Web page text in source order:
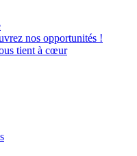
nos opportunités !
tient à cœur